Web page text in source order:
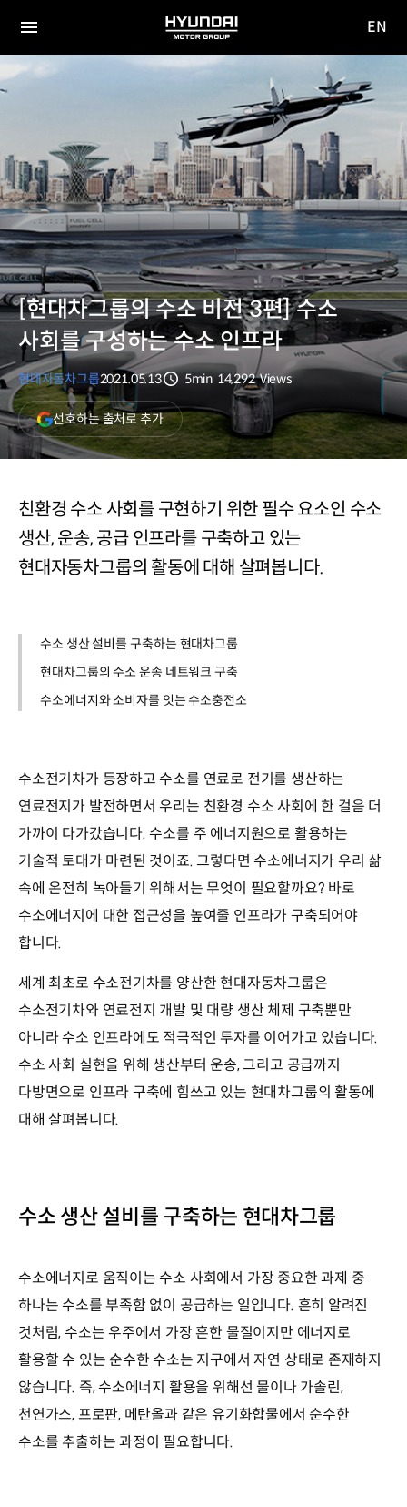
전체
메뉴
HYUNDAI
MOTOR
GROUP
이동
EN
[현대차그룹의 수소 비전 3편] 수소
사회를 구성하는 수소 인프라
현대자동차그룹2021.05.13
5min
조회수
14,292 Views
선호하는 출처로 추가(새
창
열림)
친환경 수소 사회를 구현하기 위한 필수 요소인 수소
생산, 운송, 공급 인프라를 구축하고 있는
현대자동차그룹의 활동에 대해 살펴봅니다.
수소 생산 설비를 구축하는 현대차그룹
현대차그룹의 수소 운송 네트워크 구축
수소에너지와 소비자를 잇는 수소충전소
수소전기차가 등장하고 수소를 연료로 전기를 생산하는
연료전지가 발전하면서 우리는 친환경 수소 사회에 한 걸음 더
가까이 다가갔습니다. 수소를 주 에너지원으로 활용하는
기술적 토대가 마련된 것이죠. 그렇다면 수소에너지가 우리 삶
속에 온전히 녹아들기 위해서는 무엇이 필요할까요? 바로
수소에너지에 대한 접근성을 높여줄 인프라가 구축되어야
합니다.
세계 최초로 수소전기차를 양산한 현대자동차그룹은
수소전기차와 연료전지 개발 및 대량 생산 체제 구축뿐만
아니라 수소 인프라에도 적극적인 투자를 이어가고 있습니다.
수소 사회 실현을 위해 생산부터 운송, 그리고 공급까지
다방면으로 인프라 구축에 힘쓰고 있는 현대차그룹의 활동에
대해 살펴봅니다.
수소 생산 설비를 구축하는 현대차그룹
수소에너지로 움직이는 수소 사회에서 가장 중요한 과제 중
하나는 수소를 부족함 없이 공급하는 일입니다. 흔히 알려진
것처럼, 수소는 우주에서 가장 흔한 물질이지만 에너지로
활용할 수 있는 순수한 수소는 지구에서 자연 상태로 존재하지
않습니다. 즉, 수소에너지 활용을 위해선 물이나 가솔린,
천연가스, 프로판, 메탄올과 같은 유기화합물에서 순수한
수소를 추출하는 과정이 필요합니다.